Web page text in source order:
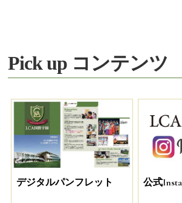
Pick up コンテンツ
デジタルパンフレット 公式